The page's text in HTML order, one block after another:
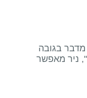
מדבר בגובה
ניר מאפשר